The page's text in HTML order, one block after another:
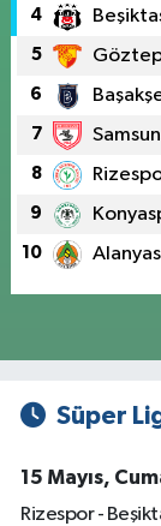
4
5
6
7
8
9
10
Süper
15 Mayıs,
Rizespor -